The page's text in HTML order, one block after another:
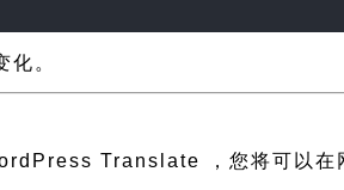
。
Translate ，您将可以在